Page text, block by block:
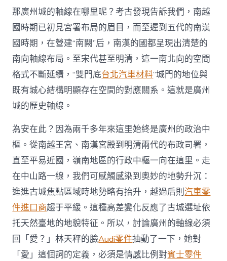
那廣州城的軸線在哪里呢？考古發現告訴我們，南越
國時期已初見宮署布局的眉目，而至遲到五代的南漢
國時期，在營建“南闕”后，南漢的國都呈現出清楚的
南向軸線布局。至宋代甚至明清，這一南北向的空間
格式不斷延續，“雙門底台北汽車材料”城門的地位與
既有城心結構明顯存在空間的對應關系。這就是廣州
城的歷史軸線。
為安在此？因為兩千多年來這里始終是廣州的政治中
樞。從南越王宮、南漢宮殿到明清兩代的布政司署，
直至平易近國，嶺南地區的行政中樞一向在這里。走
在中山路一線，我們可感觸感染到奧妙的地勢升沉：
進進古城焦點區域時地勢略有抬升，越過后則汽車零
件進口商趨于平緩。這種高差變化反應了古城選址依
托天然臺地的地貌特征。所以，討論廣州的軸線必須
回「愛？」林天秤的臉Audi零件抽動了一下，她對
「愛」這個詞的定義，必須是情感比例對賓士零件